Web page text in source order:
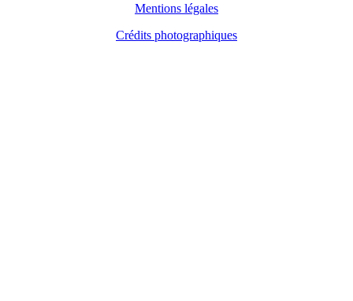
Mentions légales
Crédits photographiques